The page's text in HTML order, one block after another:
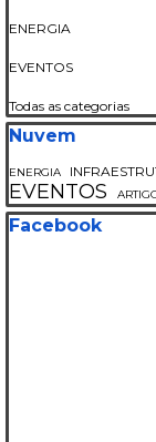
ENERGIA
EVENTOS
Todas as categorias
Pular bloco
Nuvem
ENERGIA
EVENTOS
Pular bloco
Facebook